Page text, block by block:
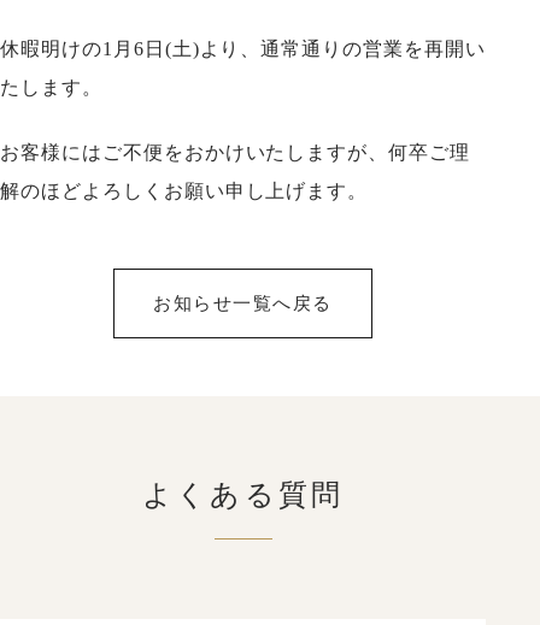
休暇明けの1月6日(土)より、通常通りの営業を再開い
たします。
お客様にはご不便をおかけいたしますが、何卒ご理
解のほどよろしくお願い申し上げます。
お知らせ一覧へ戻る
よくある質問